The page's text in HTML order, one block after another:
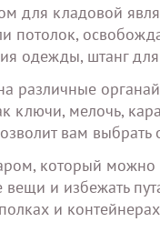
для кладовой
потолок,
одежды, штанг
различные
ключи, мелочь,
вам
который можно
вещи и избежать
и